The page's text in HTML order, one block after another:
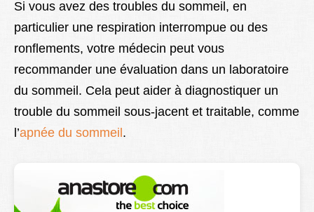
Si vous avez des troubles du sommeil, en
particulier une respiration interrompue ou des
ronflements, votre médecin peut vous
recommander une évaluation dans un laboratoire
du sommeil. Cela peut aider à diagnostiquer un
trouble du sommeil sous-jacent et traitable, comme
l’apnée du sommeil .